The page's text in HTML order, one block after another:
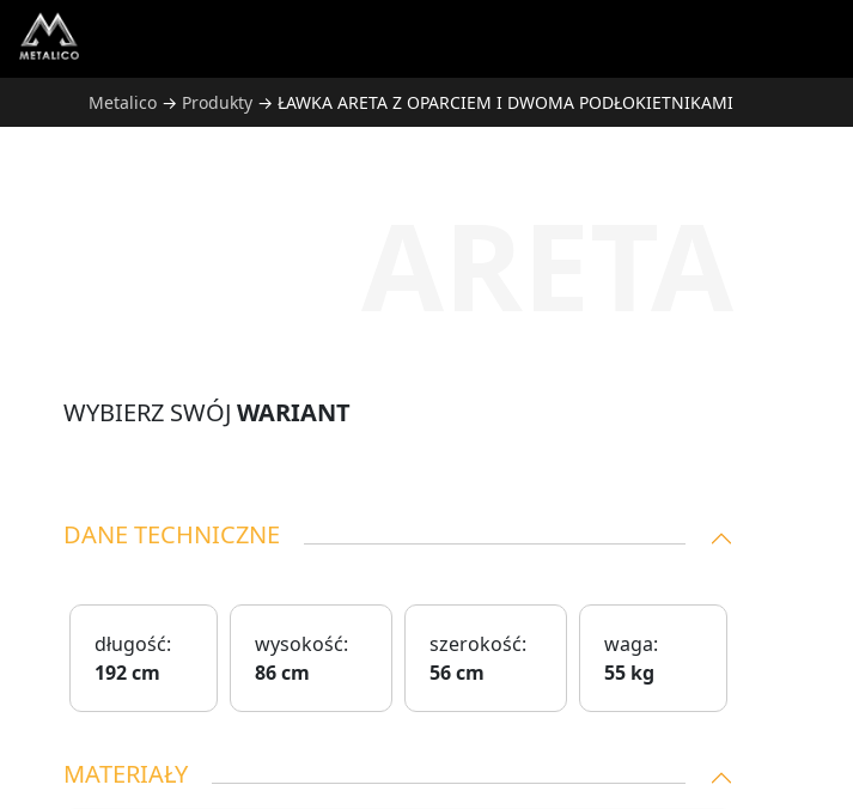
Metalico → Produkty → ŁAWKA ARETA Z OPARCIEM I DWOMA PODŁOKIETNIKAMI
WYBIERZ SWÓJ WARIANT
DANE TECHNICZNE
długość:
192 cm
wysokość:
86 cm
szerokość:
56 cm
waga:
55 kg
MATERIAŁY